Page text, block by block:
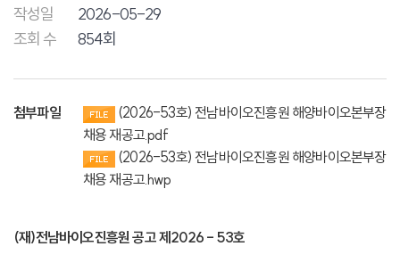
작성일
2026-05-29
조회 수
854회
첨부파일
(2026-53호) 전남바이오진흥원 해양바이오본부장
채용 재공고.pdf
(2026-53호) 전남바이오진흥원 해양바이오본부장
채용 재공고.hwp
(재)전남바이오진흥원 공고 제2026 - 53호